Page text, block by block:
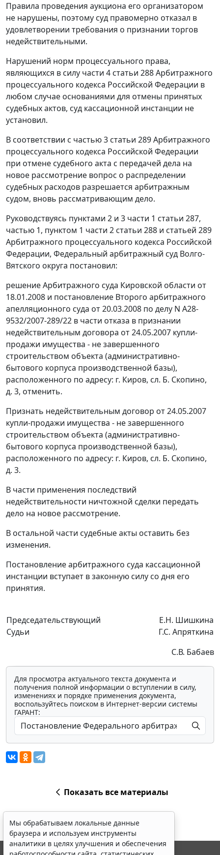
Правила проведения аукциона его организатором
не нарушены, поэтому суд правомерно отказал в
удовлетворении требования о признании торгов
недействительными.
Нарушений норм процессуального права,
являющихся в силу части 4 статьи 288Арбитражного
процессуального кодекса Российской Федерации в
любом случае основаниями для отмены принятых
судебных актов, суд кассационной инстанции не
установил.
В соответствии с частью 3 статьи 289Арбитражного
процессуального кодекса Российской Федерации
при отмене судебного акта с передачей дела на
новое рассмотрение вопрос о распределении
судебных расходов разрешается арбитражным
судом, вновь рассматривающим дело.
Руководствуясь пунктами 2 и 3 части 1 статьи 287,
частью 1, пунктом 1 части 2 статьи 288 и статьей 289
Арбитражного процессуального кодекса Российской
Федерации, Федеральный арбитражный суд Волго-
Вятского округа постановил:
решение Арбитражного суда Кировской области от
18.01.2008 и постановление Второго арбитражного
апелляционного суда от 20.03.2008 по делу N А28-
9532/2007-289/22 в части отказа в признании
недействительным договора от 24.05.2007 купли-
продажи имущества - не завершенного
строительством объекта (административно-
бытового корпуса производственной базы),
расположенного по адресу: г. Киров, сл. Б. Скопино,
д. 3, отменить.
Признать недействительным договор от 24.05.2007
купли-продажи имущества - не завершенного
строительством объекта (административно-
бытового корпуса производственной базы),
расположенного по адресу: г. Киров, сл. Б. Скопино,
д. 3.
В части применения последствий
недействительности ничтожной сделки передать
дело на новое рассмотрение.
В остальной части судебные акты оставить без
изменения.
Постановление арбитражного суда кассационной
инстанции вступает в законную силу со дня его
принятия.
Председательствующий
Судьи
Е.Н. Шишкина
Г.С. Апряткина
С.В. Бабаев
Для просмотра актуального текста документа и
получения полной информации о вступлении в силу,
изменениях и порядке применения документа,
воспользуйтесь поиском в Интернет-версии системы
ГАРАНТ:
Показать все материалы
Мы обрабатываем локальные данные
браузера и используем инструменты
аналитики в целях улучшения и обеспечения